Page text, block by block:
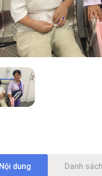
Nội dung Danh